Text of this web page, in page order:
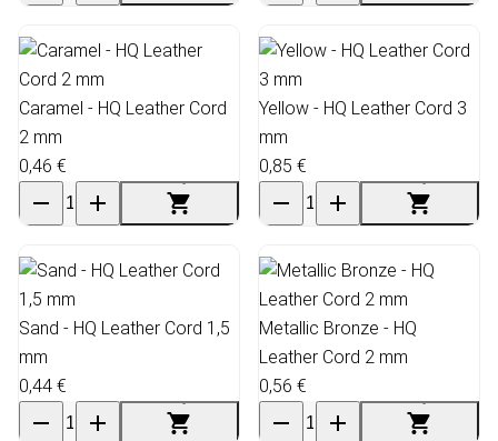
Caramel - HQ Leather Cord
2 mm
0,46 €
Yellow - HQ Leather Cord 3
mm
0,85 €
Sand - HQ Leather Cord 1,5
mm
0,44 €
Metallic Bronze - HQ
Leather Cord 2 mm
0,56 €